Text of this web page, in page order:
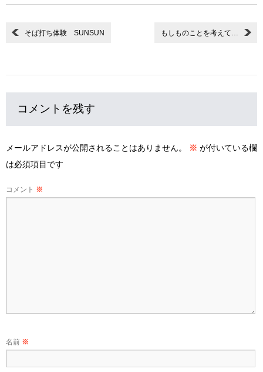
そば打ち体験 SUNSUN もしものことを考えて…
コメントを残す
メールアドレスが公開されることはありません。 ※ が付いている欄
は必須項目です
コメント ※
名前 ※